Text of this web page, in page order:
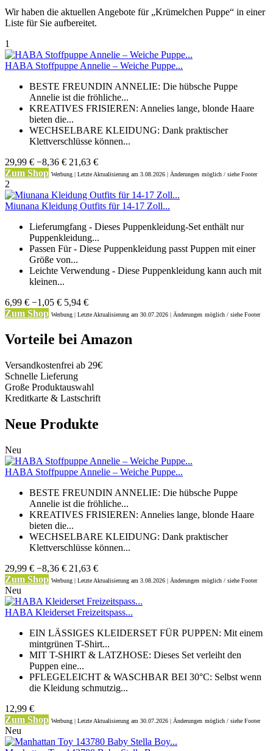
Wir haben die aktuellen Angebote für „Krümelchen Puppe“ in einer
Liste für Sie aufbereitet.
1
HABA Stoffpuppe Annelie – Weiche Puppe...
BESTE FREUNDIN ANNELIE: Die hübsche Puppe
Annelie ist die fröhliche...
KREATIVES FRISIEREN: Annelies lange, blonde Haare
bieten die...
WECHSELBARE KLEIDUNG: Dank praktischer
Klettverschlüsse können...
29,99 € −8,36 € 21,63 €
Zum Shop Werbung | Letzte Aktualisierung am 3.08.2026 | Änderungen möglich / siehe Footer
2
Miunana Kleidung Outfits für 14-17 Zoll...
Lieferumgfang - Dieses Puppenkleidung-Set enthält nur
Puppenkleidung...
Passen Für - Diese Puppenkleidung passt Puppen mit einer
Größe von...
Leichte Verwendung - Diese Puppenkleidung kann auch mit
kleinen...
6,99 € −1,05 € 5,94 €
Zum Shop Werbung | Letzte Aktualisierung am 30.07.2026 | Änderungen möglich / siehe Footer
Vorteile bei Amazon
Versandkostenfrei ab 29€
Schnelle Lieferung
Große Produktauswahl
Kreditkarte & Lastschrift
Neue Produkte
Neu
HABA Stoffpuppe Annelie – Weiche Puppe...
BESTE FREUNDIN ANNELIE: Die hübsche Puppe
Annelie ist die fröhliche...
KREATIVES FRISIEREN: Annelies lange, blonde Haare
bieten die...
WECHSELBARE KLEIDUNG: Dank praktischer
Klettverschlüsse können...
29,99 € −8,36 € 21,63 €
Zum Shop Werbung | Letzte Aktualisierung am 3.08.2026 | Änderungen möglich / siehe Footer
Neu
HABA Kleiderset Freizeitspass...
EIN LÄSSIGES KLEIDERSET FÜR PUPPEN: Mit einem
mintgrünen T-Shirt...
MIT T-SHIRT & LATZHOSE: Dieses Set verleiht den
Puppen eine...
PFLEGELEICHT & WASCHBAR BEI 30°C: Selbst wenn
die Kleidung schmutzig...
12,99 €
Zum Shop Werbung | Letzte Aktualisierung am 30.07.2026 | Änderungen möglich / siehe Footer
Neu